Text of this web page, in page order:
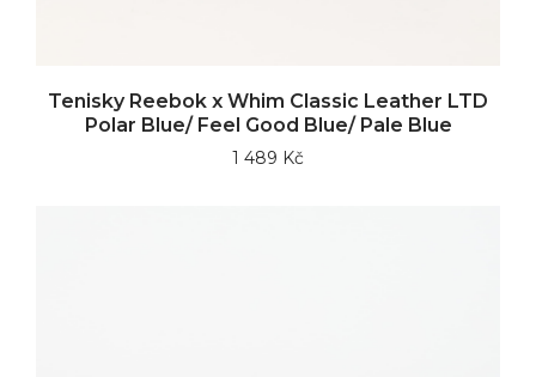
Tenisky Reebok x Whim Classic Leather LTD
Polar Blue/ Feel Good Blue/ Pale Blue
1 489 Kč